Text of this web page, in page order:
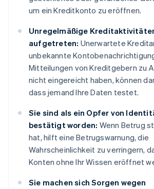
um ein Kreditkonto zu eröffnen.
Unregelmäßige
aufgetreten: Unerwartete
unbekannte
Mitteilungen von Kreditgebern zu
nicht eingereicht haben, können
dass jemand Ihre Daten testet.
Sie sind als ein Opfer von
bestätigt worden: Wenn Betrug
hat, hilft eine Betrugswarnung, die
Wahrscheinlichkeit zu verringern,
Konten ohne Ihr Wissen eröffnet
Sie machen sich Sorgen wegen